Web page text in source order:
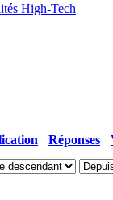
High-Tech
Réponses